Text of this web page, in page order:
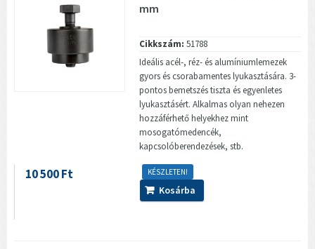
mm
Cikkszám: 51788
Ideális acél-, réz- és alumíniumlemezek
gyors és csorabamentes lyukasztására. 3-
pontos bemetszés tiszta és egyenletes
lyukasztásért. Alkalmas olyan nehezen
hozzáférhető helyekhez mint
mosogatómedencék,
kapcsolóberendezések, stb.
KÉSZLETEN!
10 500 Ft
Kosárba